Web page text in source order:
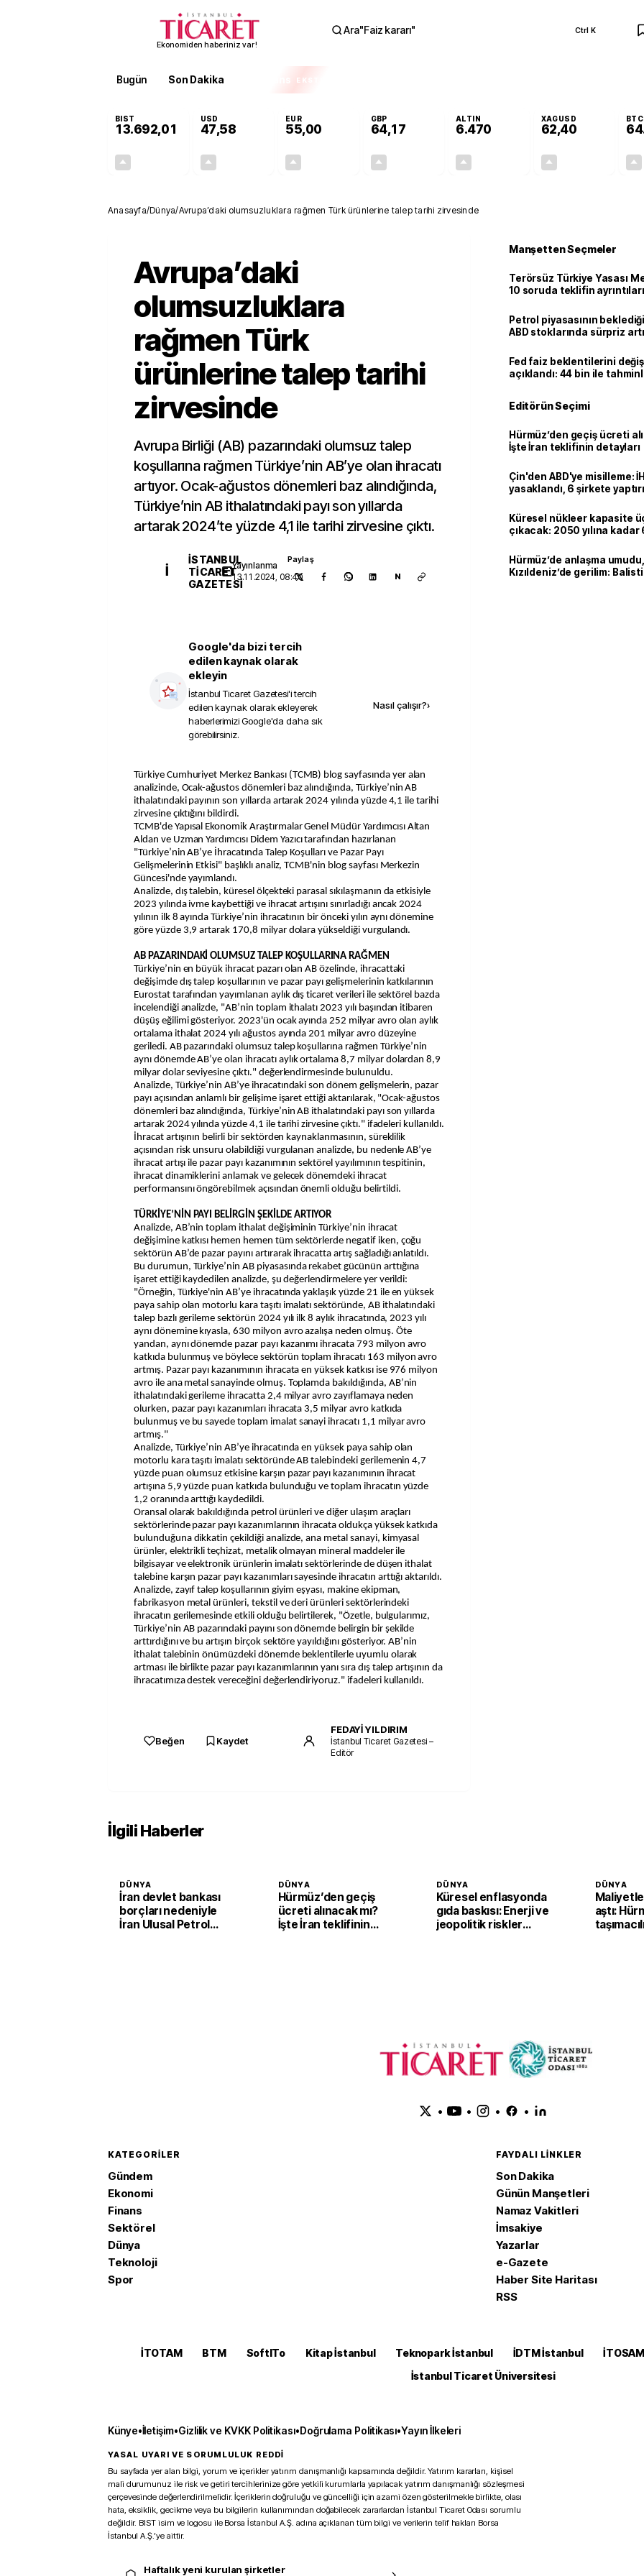
Ekonomiden haberiniz var!
Ara"Faiz kararı" Ctrl K
Bugün Son Dakika EKSTRA
BIST
13.692,01
USD
47,58
EUR
55,00
GBP
64,17
ALTIN
6.470
XAGUSD
62,40
BTC
Anasayfa/Dünya/Avrupa’daki olumsuzluklara rağmen Türk ürünlerine talep tarihi zirvesinde
Avrupa’daki
olumsuzluklara
rağmen Türk
ürünlerine talep tarihi
zirvesinde
Avrupa Birliği (AB) pazarındaki olumsuz talep
koşullarına rağmen Türkiye’nin AB’ye olan ihracatı
artıyor. Ocak-ağustos dönemleri baz alındığında,
Türkiye’nin AB ithalatındaki payı son yıllarda
artarak 2024’te yüzde 4,1 ile tarihi zirvesine çıktı.
İ
İSTANBUL
TICARET
GAZETESI
Yayınlanma
13.11.2024, 08:40
Paylaş
N
Google'da bizi tercih
edilen kaynak olarak
ekleyin
İstanbul Ticaret Gazetesi'i tercih
edilen kaynak olarak ekleyerek
haberlerimizi Google'da daha sık
görebilirsiniz.
Nasıl çalışır?›
Türkiye Cumhuriyet Merkez Bankası (TCMB) blog sayfasında yer alan
analizinde, Ocak-ağustos dönemleri baz alındığında, Türkiye’nin AB
ithalatındaki payının son yıllarda artarak 2024 yılında yüzde 4,1 ile tarihi
zirvesine çıktığını bildirdi.
TCMB'de Yapısal Ekonomik Araştırmalar Genel Müdür Yardımcısı Altan
Aldan ve Uzman Yardımcısı Didem Yazıcı tarafından hazırlanan
"Türkiye’nin AB’ye İhracatında Talep Koşulları ve Pazar Payı
Gelişmelerinin Etkisi" başlıklı analiz, TCMB'nin blog sayfası Merkezin
Güncesi'nde yayımlandı.
Analizde, dış talebin, küresel ölçekteki parasal sıkılaşmanın da etkisiyle
2023 yılında ivme kaybettiği ve ihracat artışını sınırladığı ancak 2024
yılının ilk 8 ayında Türkiye’nin ihracatının bir önceki yılın aynı dönemine
göre yüzde 3,9 artarak 170,8 milyar dolara yükseldiği vurgulandı.
AB PAZARINDAKİ OLUMSUZ TALEP KOŞULLARINA RAĞMEN
Türkiye’nin en büyük ihracat pazarı olan AB özelinde, ihracattaki
değişimde dış talep koşullarının ve pazar payı gelişmelerinin katkılarının
Eurostat tarafından yayımlanan aylık dış ticaret verileri ile sektörel bazda
incelendiği analizde, "AB’nin toplam ithalatı 2023 yılı başından itibaren
düşüş eğilimi gösteriyor. 2023'ün ocak ayında 252 milyar avro olan aylık
ortalama ithalat 2024 yılı ağustos ayında 201 milyar avro düzeyine
geriledi. AB pazarındaki olumsuz talep koşullarına rağmen Türkiye’nin
aynı dönemde AB’ye olan ihracatı aylık ortalama 8,7 milyar dolardan 8,9
milyar dolar seviyesine çıktı." değerlendirmesinde bulunuldu.
Analizde, Türkiye’nin AB’ye ihracatındaki son dönem gelişmelerin, pazar
payı açısından anlamlı bir gelişime işaret ettiği aktarılarak, "Ocak-ağustos
dönemleri baz alındığında, Türkiye’nin AB ithalatındaki payı son yıllarda
artarak 2024 yılında yüzde 4,1 ile tarihi zirvesine çıktı." ifadeleri kullanıldı.
İhracat artışının belirli bir sektörden kaynaklanmasının, süreklilik
açısından risk unsuru olabildiği vurgulanan analizde, bu nedenle AB’ye
ihracat artışı ile pazar payı kazanımının sektörel yayılımının tespitinin,
ihracat dinamiklerini anlamak ve gelecek dönemdeki ihracat
performansını öngörebilmek açısından önemli olduğu belirtildi.
TÜRKİYE’NİN PAYI BELİRGİN ŞEKİLDE ARTIYOR
Analizde, AB’nin toplam ithalat değişiminin Türkiye’nin ihracat
değişimine katkısı hemen hemen tüm sektörlerde negatif iken, çoğu
sektörün AB’de pazar payını artırarak ihracatta artış sağladığı anlatıldı.
Bu durumun, Türkiye’nin AB piyasasında rekabet gücünün arttığına
işaret ettiği kaydedilen analizde, şu değerlendirmelere yer verildi:
"Örneğin, Türkiye'nin AB’ye ihracatında yaklaşık yüzde 21 ile en yüksek
paya sahip olan motorlu kara taşıtı imalatı sektöründe, AB ithalatındaki
talep bazlı gerileme sektörün 2024 yılı ilk 8 aylık ihracatında, 2023 yılı
aynı dönemine kıyasla, 630 milyon avro azalışa neden olmuş. Öte
yandan, aynı dönemde pazar payı kazanımı ihracata 793 milyon avro
katkıda bulunmuş ve böylece sektörün toplam ihracatı 163 milyon avro
artmış. Pazar payı kazanımının ihracata en yüksek katkısı ise 976 milyon
avro ile ana metal sanayinde olmuş. Toplamda bakıldığında, AB’nin
ithalatındaki gerileme ihracatta 2,4 milyar avro zayıflamaya neden
olurken, pazar payı kazanımları ihracata 3,5 milyar avro katkıda
bulunmuş ve bu sayede toplam imalat sanayi ihracatı 1,1 milyar avro
artmış."
Analizde, Türkiye’nin AB’ye ihracatında en yüksek paya sahip olan
motorlu kara taşıtı imalatı sektöründe AB talebindeki gerilemenin 4,7
yüzde puan olumsuz etkisine karşın pazar payı kazanımının ihracat
artışına 5,9 yüzde puan katkıda bulunduğu ve toplam ihracatın yüzde
1,2 oranında arttığı kaydedildi.
Oransal olarak bakıldığında petrol ürünleri ve diğer ulaşım araçları
sektörlerinde pazar payı kazanımlarının ihracata oldukça yüksek katkıda
bulunduğuna dikkatin çekildiği analizde, ana metal sanayi, kimyasal
ürünler, elektrikli teçhizat, metalik olmayan mineral maddeler ile
bilgisayar ve elektronik ürünlerin imalatı sektörlerinde de düşen ithalat
talebine karşın pazar payı kazanımları sayesinde ihracatın arttığı aktarıldı.
Analizde, zayıf talep koşullarının giyim eşyası, makine ekipman,
fabrikasyon metal ürünleri, tekstil ve deri ürünleri sektörlerindeki
ihracatın gerilemesinde etkili olduğu belirtilerek, "Özetle, bulgularımız,
Türkiye’nin AB pazarındaki payını son dönemde belirgin bir şekilde
arttırdığını ve bu artışın birçok sektöre yayıldığını gösteriyor. AB’nin
ithalat talebinin önümüzdeki dönemde beklentilerle uyumlu olarak
artması ile birlikte pazar payı kazanımlarının yanı sıra dış talep artışının da
ihracatımıza destek vereceğini değerlendiriyoruz." ifadeleri kullanıldı.
Beğen Kaydet
FEDAYİ YILDIRIM
İstanbul Ticaret Gazetesi –
Editör
Manşetten Seçmeler
Terörsüz Türkiye Yasası
10 soruda teklifin ayrıntıları
Petrol piyasasının
ABD stoklarında sürpriz
Fed faiz beklentilerini
açıklandı: 44 bin ile
Editörün Seçimi
Hürmüz’den geçiş ücreti
İşte İran teklifinin detayları
Çin'den ABD'ye misilleme:
yasaklandı, 6 şirkete
Küresel nükleer kapasite
çıkacak: 2050 yılına kadar
Hürmüz’de anlaşma umudu,
Kızıldeniz’de gerilim:
İlgili Haberler
DÜNYA
İran devlet bankası
borçları nedeniyle
İran Ulusal Petrol
DÜNYA
Hürmüz’den geçiş
ücreti alınacak mı?
İşte İran teklifinin
DÜNYA
Küresel enflasyonda
gıda baskısı: Enerji ve
jeopolitik riskler
DÜNYA
aştı:
• • • •
KATEGORILER
Gündem
Ekonomi
Finans
Sektörel
Dünya
Teknoloji
Spor
FAYDALI LINKLER
Son Dakika
Günün Manşetleri
Namaz Vakitleri
İmsakiye
Yazarlar
e-Gazete
Haber Site Haritası
RSS
İTOTAM BTM SoftITo Kitap İstanbul Teknopark İstanbul İDTM İstanbul İTOSAM
İstanbul Ticaret Üniversitesi
Künye•İletişim•Gizlilik ve KVKK Politikası•Doğrulama Politikası•Yayın İlkeleri
YASAL UYARI VE SORUMLULUK REDDİ
Bu sayfada yer alan bilgi, yorum ve içerikler yatırım danışmanlığı kapsamında değildir. Yatırım kararları, kişisel
mali durumunuz ile risk ve getiri tercihlerinize göre yetkili kurumlarla yapılacak yatırım danışmanlığı sözleşmesi
çerçevesinde değerlendirilmelidir. İçeriklerin doğruluğu ve güncelliği için azami özen gösterilmekle birlikte, olası
hata, eksiklik, gecikme veya bu bilgilerin kullanımından doğabilecek zararlardan İstanbul Ticaret Odası sorumlu
değildir. BIST isim ve logosu ile Borsa İstanbul A.Ş. adına açıklanan tüm bilgi ve verilerin telif hakları Borsa
İstanbul A.Ş.’ye aittir.
Haftalık yeni kurulan şirketler